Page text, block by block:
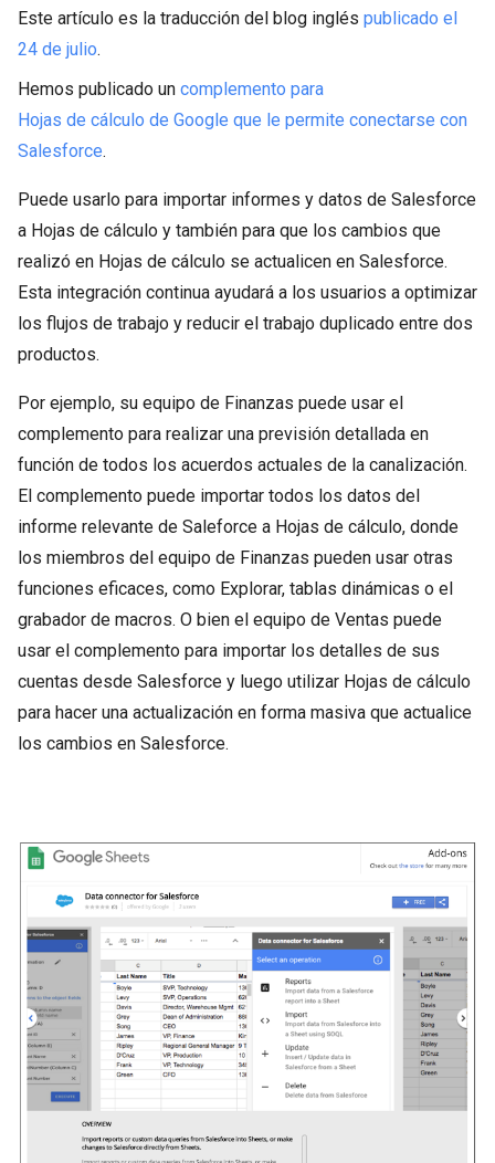
Este artículo es la traducción del blog inglés publicado el
24 de julio.
Hemos publicado un complemento para
Hojas de cálculo de Google que le permite conectarse con
Salesforce.
Puede usarlo para importar informes y datos de Salesforce
a Hojas de cálculo y también para que los cambios que
realizó en Hojas de cálculo se actualicen en Salesforce.
Esta integración continua ayudará a los usuarios a optimizar
los flujos de trabajo y reducir el trabajo duplicado entre dos
productos.
Por ejemplo, su equipo de Finanzas puede usar el
complemento para realizar una previsión detallada en
función de todos los acuerdos actuales de la canalización.
El complemento puede importar todos los datos del
informe relevante de Saleforce a Hojas de cálculo, donde
los miembros del equipo de Finanzas pueden usar otras
funciones eficaces, como Explorar, tablas dinámicas o el
grabador de macros. O bien el equipo de Ventas puede
usar el complemento para importar los detalles de sus
cuentas desde Salesforce y luego utilizar Hojas de cálculo
para hacer una actualización en forma masiva que actualice
los cambios en Salesforce.